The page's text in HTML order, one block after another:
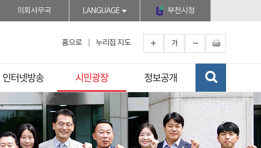
의회사무국 LANGUAGE 부천시청
홈으로 누리집 지도 가
인터넷방송 시민광장 정보공개